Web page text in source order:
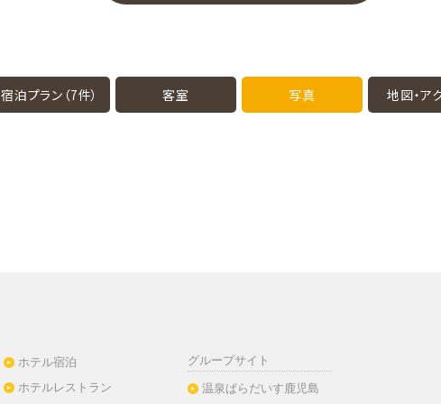
宿泊プラン（7件） 客室 写真 地図・ア
ホテル宿泊
ホテルレストラン
グループサイト
温泉ぱらだいす鹿児島